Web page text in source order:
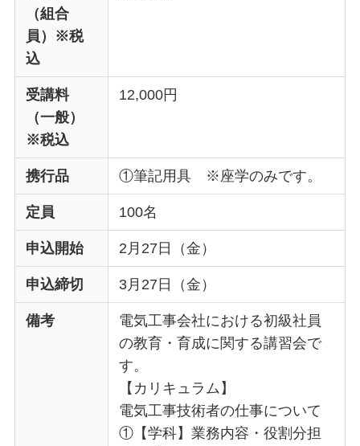
（組合
員）※税
込
受講料
（一般）
※税込
12,000円
携行品 ①筆記用具 ※座学のみです。
定員 100名
申込開始 2月27日（金）
申込締切 3月27日（金）
備考
電気工事会社における初級社員
の教育・育成に関する講習会で
す。
【カリキュラム】
電気工事技術者の仕事について
①【学科】業務内容・役割分担